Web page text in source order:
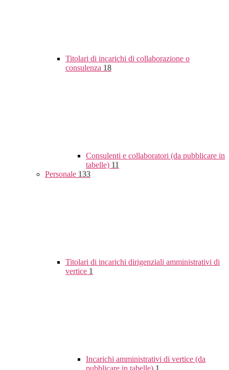
Titolari di incarichi di collaborazione o
consulenza 18
Consulenti e collaboratori (da pubblicare in
tabelle) 11
Personale 133
Titolari di incarichi dirigenziali amministrativi di
vertice 1
Incarichi amministrativi di vertice (da